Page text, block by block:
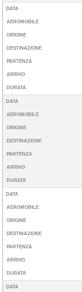
DATA
AEROMOBILE
ORIGINE
DESTINAZIONE
PARTENZA
ARRIVO
DURATA
DATA
AEROMOBILE
ORIGINE
DESTINAZIONE
PARTENZA
ARRIVO
DURATA
DATA
AEROMOBILE
ORIGINE
DESTINAZIONE
PARTENZA
ARRIVO
DURATA
DATA